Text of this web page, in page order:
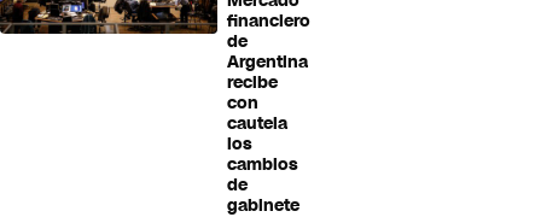
financiero
de
Argentina
recibe
con
cautela
los
cambios
de
gabinete